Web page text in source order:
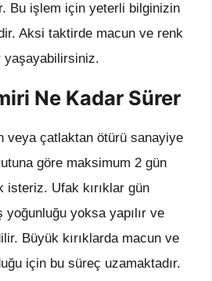
Bu işlem için yeterli bilginizin
Aksi taktirde macun ve renk
yaşayabilirsiniz.
Ne Kadar Sürer
veya çatlaktan ötürü sanayiye
göre maksimum 2 gün
isteriz. Ufak kırıklar gün
yoğunluğu yoksa yapılır ve
Büyük kırıklarda macun ve
için bu süreç uzamaktadır.